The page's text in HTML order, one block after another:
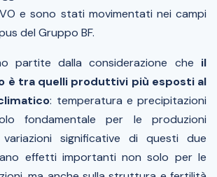
e sono stati movimentati nei campi
del Gruppo BF.
partite dalla considerazione che il
è tra quelli produttivi più esposti al
: temperatura e precipitazioni
fondamentale per le produzioni
significative di questi due
effetti importanti non solo per le